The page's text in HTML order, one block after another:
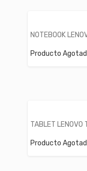
NOTEBOOK
Producto
TABLET
Producto